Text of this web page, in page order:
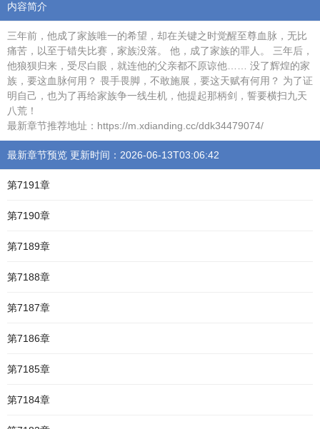
内容简介
三年前，他成了家族唯一的希望，却在关键之时觉醒至尊血脉，无比
痛苦，以至于错失比赛，家族没落。 他，成了家族的罪人。 三年后，
他狼狈归来，受尽白眼，就连他的父亲都不原谅他…… 没了辉煌的家
族，要这血脉何用？ 畏手畏脚，不敢施展，要这天赋有何用？ 为了证
明自己，也为了再给家族争一线生机，他提起那柄剑，誓要横扫九天
八荒！
最新章节推荐地址：https://m.xdianding.cc/ddk34479074/
最新章节预览 更新时间：2026-06-13T03:06:42
第7191章
第7190章
第7189章
第7188章
第7187章
第7186章
第7185章
第7184章